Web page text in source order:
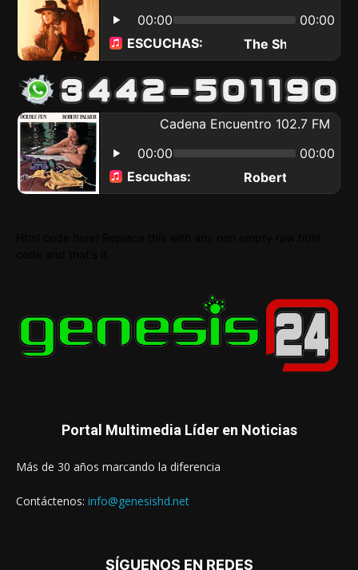
Portal Multimedia Líder en Noticias
Más de 30 años marcando la diferencia
Contáctenos: info@genesishd.net
SÍGUENOS EN REDES